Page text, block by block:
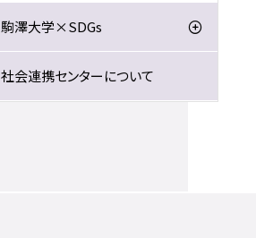
駒澤大学×SDGs
社会連携センターについて